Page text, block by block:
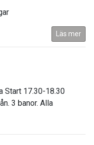
Läs mer
Start 17.30-18.30
3 banor. Alla